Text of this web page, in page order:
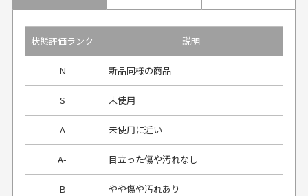
状態評価ランク 説明
N 新品同様の商品
S 未使用
A 未使用に近い
A- 目立った傷や汚れなし
B やや傷や汚れあり